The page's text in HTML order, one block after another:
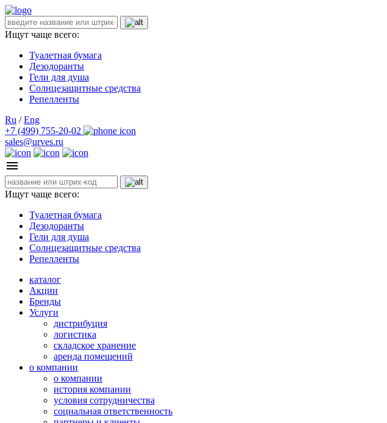
Ищут чаще всего:
Туалетная бумага
Дезодоранты
Гели для душа
Солнцезащитные средства
Репелленты
Ru / Eng
+7 (499) 755-20-02
sales@urves.ru
Ищут чаще всего:
Туалетная бумага
Дезодоранты
Гели для душа
Солнцезащитные средства
Репелленты
каталог
Акции
Бренды
Услуги
дистрибуция
логистика
складское хранение
аренда помещений
о компании
о компании
история компании
условия сотрудничества
социальная ответственность